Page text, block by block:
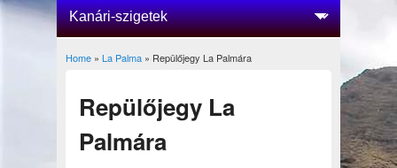
You are here
Home» La Palma» Repülőjegy La Palmára
Repülőjegy La
Palmára